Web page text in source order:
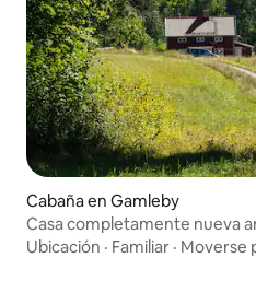
Cabaña en Gamleby
Casa completamente nueva
de cama.
Ubicación · Familiar · Moverse